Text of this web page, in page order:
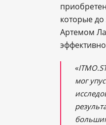
которые
Артемом
«
мог